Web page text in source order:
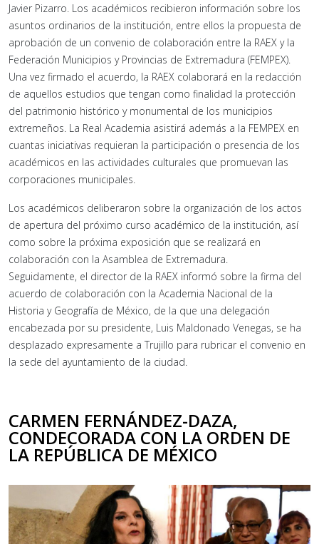
Javier Pizarro. Los académicos recibieron información sobre los
asuntos ordinarios de la institución, entre ellos la propuesta de
aprobación de un convenio de colaboración entre la RAEX y la
Federación Municipios y Provincias de Extremadura (FEMPEX).
Una vez firmado el acuerdo, la RAEX colaborará en la redacción
de aquellos estudios que tengan como finalidad la protección
del patrimonio histórico y monumental de los municipios
extremeños. La Real Academia asistirá además a la FEMPEX en
cuantas iniciativas requieran la participación o presencia de los
académicos en las actividades culturales que promuevan las
corporaciones municipales.
Los académicos deliberaron sobre la organización de los actos
de apertura del próximo curso académico de la institución, así
como sobre la próxima exposición que se realizará en
colaboración con la Asamblea de Extremadura.
Seguidamente, el director de la RAEX informó sobre la firma del
acuerdo de colaboración con la Academia Nacional de la
Historia y Geografía de México, de la que una delegación
encabezada por su presidente, Luis Maldonado Venegas, se ha
desplazado expresamente a Trujillo para rubricar el convenio en
la sede del ayuntamiento de la ciudad.
CARMEN FERNÁNDEZ-DAZA,
CONDECORADA CON LA ORDEN DE
LA REPÚBLICA DE MÉXICO